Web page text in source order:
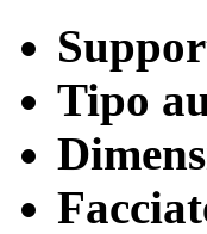
Tipo